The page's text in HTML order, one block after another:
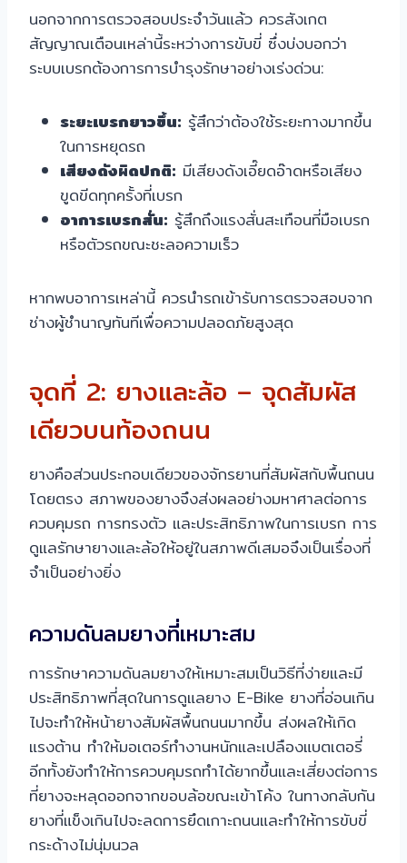
นอกจากการตรวจสอบประจำวันแล้ว ควรสังเกต
สัญญาณเตือนเหล่านี้ระหว่างการขับขี่ ซึ่งบ่งบอกว่า
ระบบเบรกต้องการการบำรุงรักษาอย่างเร่งด่วน:
ระยะเบรกยาวขึ้น: รู้สึกว่าต้องใช้ระยะทางมากขึ้น
ในการหยุดรถ
เสียงดังผิดปกติ: มีเสียงดังเอี๊ยดอ๊าดหรือเสียง
ขูดขีดทุกครั้งที่เบรก
อาการเบรกสั่น: รู้สึกถึงแรงสั่นสะเทือนที่มือเบรก
หรือตัวรถขณะชะลอความเร็ว
หากพบอาการเหล่านี้ ควรนำรถเข้ารับการตรวจสอบจาก
ช่างผู้ชำนาญทันทีเพื่อความปลอดภัยสูงสุด
จุดที่ 2: ยางและล้อ – จุดสัมผัส
เดียวบนท้องถนน
ยางคือส่วนประกอบเดียวของจักรยานที่สัมผัสกับพื้นถนน
โดยตรง สภาพของยางจึงส่งผลอย่างมหาศาลต่อการ
ควบคุมรถ การทรงตัว และประสิทธิภาพในการเบรก การ
ดูแลรักษายางและล้อให้อยู่ในสภาพดีเสมอจึงเป็นเรื่องที่
จำเป็นอย่างยิ่ง
ความดันลมยางที่เหมาะสม
การรักษาความดันลมยางให้เหมาะสมเป็นวิธีที่ง่ายและมี
ประสิทธิภาพที่สุดในการดูแลยาง E-Bike ยางที่อ่อนเกิน
ไปจะทำให้หน้ายางสัมผัสพื้นถนนมากขึ้น ส่งผลให้เกิด
แรงต้าน ทำให้มอเตอร์ทำงานหนักและเปลืองแบตเตอรี่
อีกทั้งยังทำให้การควบคุมรถทำได้ยากขึ้นและเสี่ยงต่อการ
ที่ยางจะหลุดออกจากขอบล้อขณะเข้าโค้ง ในทางกลับกัน
ยางที่แข็งเกินไปจะลดการยึดเกาะถนนและทำให้การขับขี่
กระด้างไม่นุ่มนวล